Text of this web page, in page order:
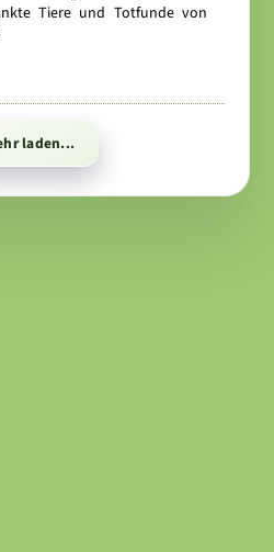
Tiere und Totfunde von
laden...